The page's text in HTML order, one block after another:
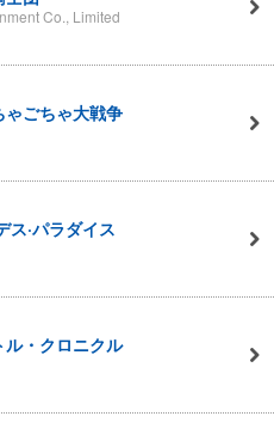
Co., Limited
ごちゃ大戦争
ス·パラダイス
・クロニクル